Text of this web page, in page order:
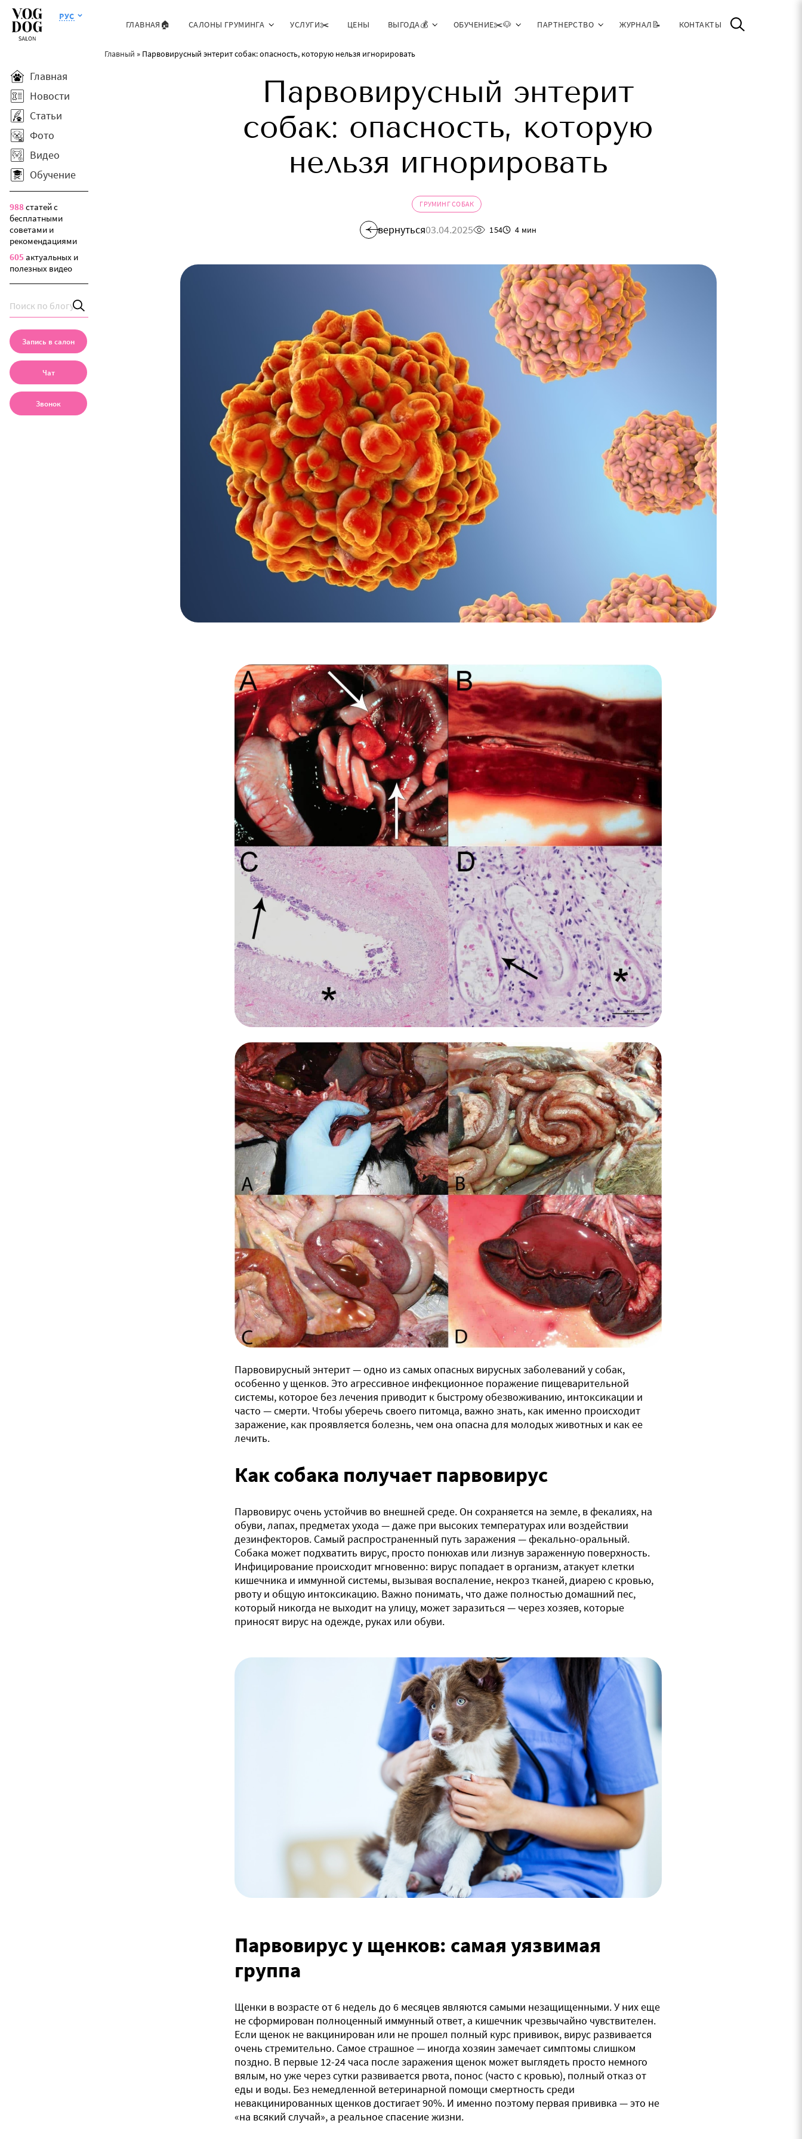
РУС
ГЛАВНАЯ🏠
САЛОНЫ ГРУМИНГА УСЛУГИ✂️ ЦЕНЫ ВЫГОДА💰 ОБУЧЕНИЕ✂️🐶 ПАРТНЕРСТВО ЖУРНАЛ📝 КОНТАКТЫ
Главный » Парвовирусный энтерит собак: опасность, которую нельзя игнорировать
Главная
Новости
Статьи
Фото
Видео
Обучение
988статей с
бесплатными
советами и
рекомендациями
605 актуальных и
полезных видео
Запись в салон
Чат
Звонок
Парвовирусный энтерит
собак: опасность, которую
нельзя игнорировать
ГРУМИНГ СОБАК
вернуться03.04.2025 154 4 мин
Парвовирусный энтерит — одно из самых опасных вирусных заболеваний у собак,
особенно у щенков. Это агрессивное инфекционное поражение пищеварительной
системы, которое без лечения приводит к быстрому обезвоживанию, интоксикации и
часто — смерти. Чтобы уберечь своего питомца, важно знать, как именно происходит
заражение, как проявляется болезнь, чем она опасна для молодых животных и как ее
лечить.
Как собака получает парвовирус
Парвовирус очень устойчив во внешней среде. Он сохраняется на земле, в фекалиях, на
обуви, лапах, предметах ухода — даже при высоких температурах или воздействии
дезинфекторов. Самый распространенный путь заражения — фекально-оральный.
Собака может подхватить вирус, просто понюхав или лизнув зараженную поверхность.
Инфицирование происходит мгновенно: вирус попадает в организм, атакует клетки
кишечника и иммунной системы, вызывая воспаление, некроз тканей, диарею с кровью,
рвоту и общую интоксикацию. Важно понимать, что даже полностью домашний пес,
который никогда не выходит на улицу, может заразиться — через хозяев, которые
приносят вирус на одежде, руках или обуви.
Парвовирус у щенков: самая уязвимая
группа
Щенки в возрасте от 6 недель до 6 месяцев являются самыми незащищенными. У них еще
не сформирован полноценный иммунный ответ, а кишечник чрезвычайно чувствителен.
Если щенок не вакцинирован или не прошел полный курс прививок, вирус развивается
очень стремительно. Самое страшное — иногда хозяин замечает симптомы слишком
поздно. В первые 12-24 часа после заражения щенок может выглядеть просто немного
вялым, но уже через сутки развивается рвота, понос (часто с кровью), полный отказ от
еды и воды. Без немедленной ветеринарной помощи смертность среди
невакцинированных щенков достигает 90%. И именно поэтому первая прививка — это не
«на всякий случай», а реальное спасение жизни.